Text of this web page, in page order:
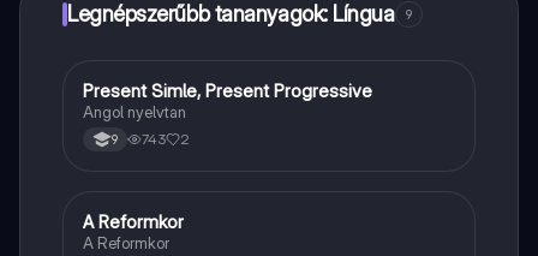
Legnépszerűbb tananyagok: Língua 9
Angol
Present Simle, Present Progressive
Angol nyelvtan
9 743 2
Töri
A Reformkor
A Reformkor